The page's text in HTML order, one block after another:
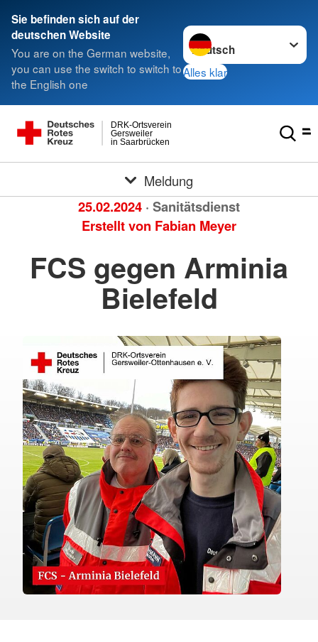
Sie befinden sich auf der
deutschen Website
You are on the German website,
you can use the switch to switch to
the English one
Sprache wechseln zu
Alles klar
in Saarbrücken
Gersweiler
DRK-Ortsverein
Meldung
25.02.2024 · Sanitätsdienst
Erstellt von Fabian Meyer
FCS gegen Arminia
Bielefeld